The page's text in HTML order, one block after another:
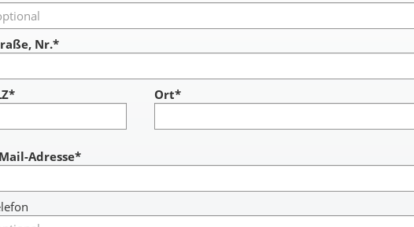
Nr.*
Ort*
Adresse*